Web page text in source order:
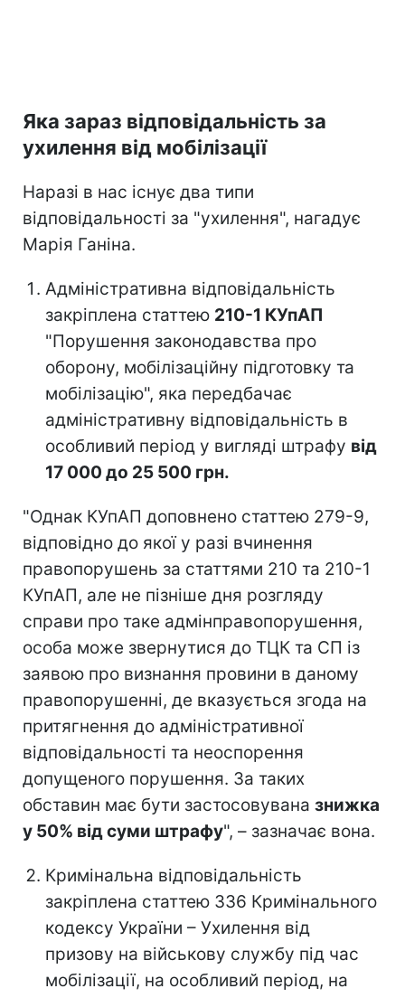
Яка зараз відповідальність за
ухилення від мобілізації
Наразі в нас існує два типи
відповідальності за "ухилення", нагадує
Марія Ганіна.
Адміністративна відповідальність
закріплена статтею 210-1 КУпАП
"Порушення законодавства про
оборону, мобілізаційну підготовку та
мобілізацію", яка передбачає
адміністративну відповідальність в
особливий період у вигляді штрафу від
17 000 до 25 500 грн.
"Однак КУпАП доповнено статтею 279-9,
відповідно до якої у разі вчинення
правопорушень за статтями 210 та 210-1
КУпАП, але не пізніше дня розгляду
справи про таке адмінправопорушення,
особа може звернутися до ТЦК та СП із
заявою про визнання провини в даному
правопорушенні, де вказується згода на
притягнення до адміністративної
відповідальності та неоспорення
допущеного порушення. За таких
обставин має бути застосовувана знижка
у 50% від суми штрафу", – зазначає вона.
Кримінальна відповідальність
закріплена статтею 336 Кримінального
кодексу України – Ухилення від
призову на військову службу під час
мобілізації, на особливий період, на